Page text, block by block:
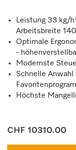
Leistung 33 kg/
Arbeitsbreite
Optimale
-
Modernste
Schnelle
Höchste
CHF 10310.00